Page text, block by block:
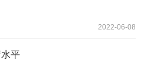
2022-06-08
平